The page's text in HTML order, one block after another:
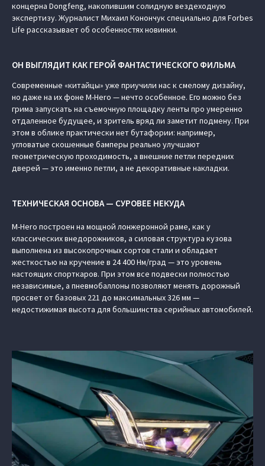
концерна Dongfeng, накопившим солидную вездеходную
экспертизу. Журналист Михаил Конончук специально для Forbes
Life рассказывает об особенностях новинки.
ОН ВЫГЛЯДИТ КАК ГЕРОЙ ФАНТАСТИЧЕСКОГО ФИЛЬМА
Современные «китайцы» уже приучили нас к смелому дизайну,
но даже на их фоне M-Hero — нечто особенное. Его можно без
грима запускать на съемочную площадку ленты про умеренно
отдаленное будущее, и зритель вряд ли заметит подмену. При
этом в облике практически нет бутафории: например,
угловатые скошенные бамперы реально улучшают
геометрическую проходимость, а внешние петли передних
дверей — это именно петли, а не декоративные накладки.
ТЕХНИЧЕСКАЯ ОСНОВА — СУРОВЕЕ НЕКУДА
M-Hero построен на мощной лонжеронной раме, как у
классических внедорожников, а силовая структура кузова
выполнена из высокопрочных сортов стали и обладает
жесткостью на кручение в 24 400 Нм/град — это уровень
настоящих спорткаров. При этом все подвески полностью
независимые, а пневмобаллоны позволяют менять дорожный
просвет от базовых 221 до максимальных 326 мм —
недостижимая высота для большинства серийных автомобилей.